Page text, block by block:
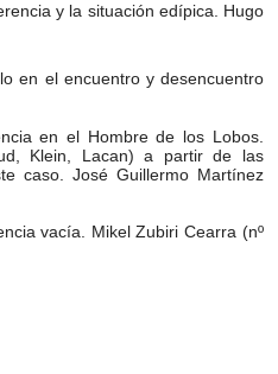
y la situación edípica. Hugo
en el encuentro y desencuentro
en el Hombre de los Lobos.
Klein, Lacan) a partir de las
caso. José Guillermo Martínez
vacía. Mikel Zubiri Cearra (nº